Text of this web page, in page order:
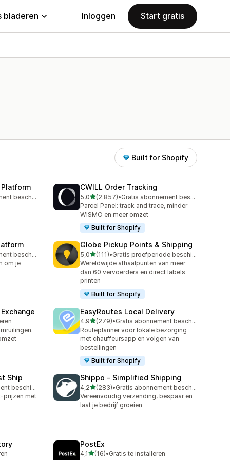
bladeren Inloggen Start gratis
Built for Shopify
Platform
Gratis abonnement beschikbaar
CWILL Order Tracking
5,0van 5 sterren
(2.857)
2857 recensies in totaal
•
Gratis abonnement beschikbaar
Parcel Panel: track and trace, minder
WISMO en meer omzet
Built for Shopify
Gratis abonnement beschikbaar
om je
Globe Pickup Points & Shipping
5,0van 5 sterren
(111)
111 recensies in totaal
•
Gratis proefperiode beschikbaar
Wereldwijde afhaalpunten van meer
dan 60 vervoerders en direct labels
printen
Built for Shopify
EasyRoutes Local Delivery
4,9van 5 sterren
(279)
279 recensies in totaal
•
Gratis abonnement beschikbaar
Routeplanner voor lokale bezorging
met chauffeursapp en volgen van
bestellingen
Built for Shopify
Ship
Gratis abonnement beschikbaar
prijzen met
Shippo ‑ Simplified Shipping
4,2van 5 sterren
(283)
283 recensies in totaal
•
Gratis abonnement beschikbaar
Vereenvoudig verzending, bespaar en
laat je bedrijf groeien
PostEx
4,1van 5 sterren
(16)
16 recensies in totaal
•Gratis te installeren